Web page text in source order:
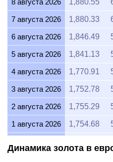
8 августа 2026 1,880.55
7 августа 2026 1,880.33
6 августа 2026 1,846.49
5 августа 2026 1,841.13
4 августа 2026 1,770.91
3 августа 2026 1,752.78
2 августа 2026 1,755.29
1 августа 2026 1,754.68
Динамика золота в